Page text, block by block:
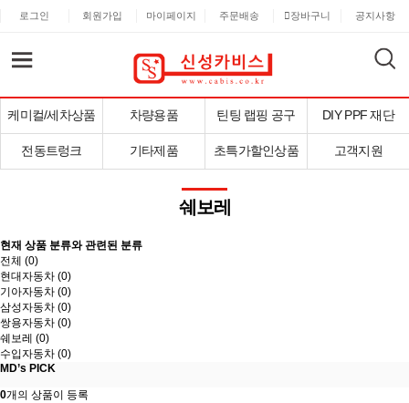
로그인 회원가입 마이페이지 주문배송 장바구니 공지사항
케미컬/세차상품 차량용품 틴팅 랩핑 공구 DIY PPF 재단
전동트렁크 기타제품 초특가할인상품 고객지원
쉐보레
현재 상품 분류와 관련된 분류
전체 (0)
현대자동차 (0)
기아자동차 (0)
삼성자동차 (0)
쌍용자동차 (0)
쉐보레 (0)
수입자동차 (0)
MD’s PICK
0개의 상품이 등록